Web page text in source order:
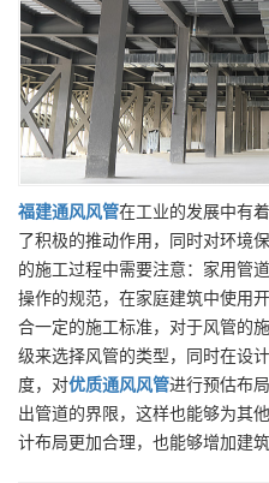
福建通风风管在工业的发展中有
了积极的推动作用，同时对环境
的施工过程中需要注意：家用管
操作的规范，在家庭建筑中使用
合一定的施工标准，对于风管的
级来选择风管的类型，同时在设
度，对优质通风风管进行预估布
出管道的界限，这样也能够为其
计布局更加合理，也能够增加建